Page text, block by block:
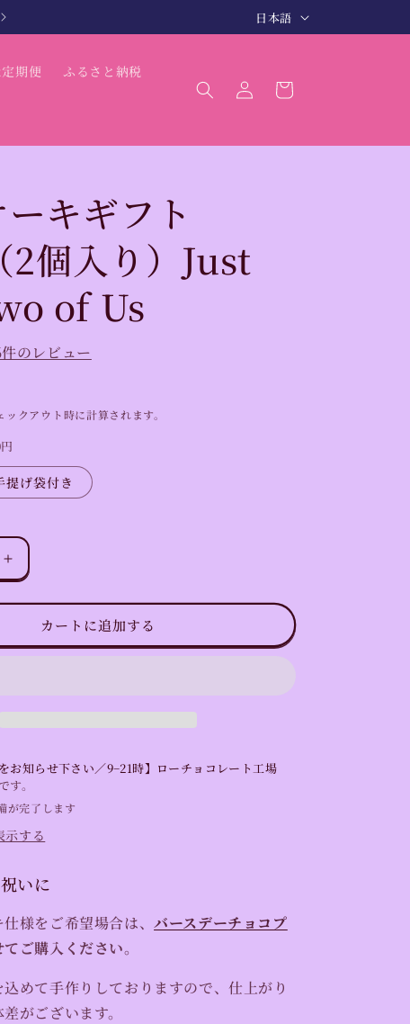
3〜5日で商品発送（最短 翌日発送）言
語
日本語
期便 ふるさと納税
グ
イ
ー
キギフト
2個入り）Just
of Us
のレビュー
ックアウト時に計算されます。
提げ袋付き
ロ
キ
個
入
り）
Just
the
of
の
数
を
増
カートに追加する
お知らせ下さい／9−21時】ローチョコレート工場
。
が完了します
示する
いに
様をご希望場合は、バースデーチョコプ
ご購入ください。
めて手作りしておりますので、仕上がり
がございます。